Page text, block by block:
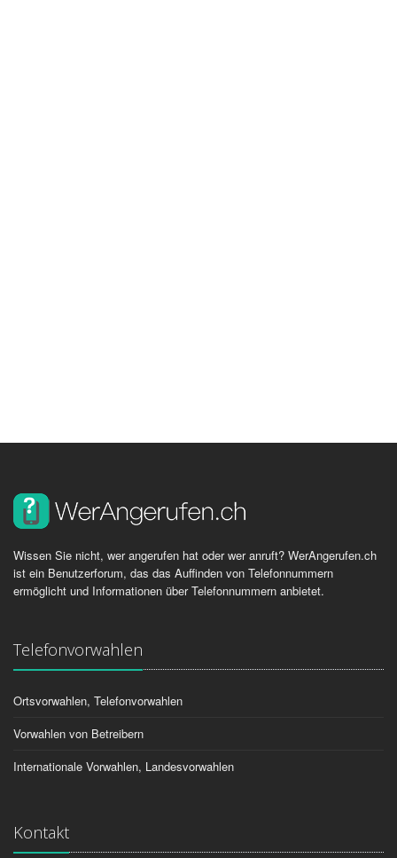
Wissen Sie nicht, wer angerufen hat oder wer anruft? WerAngerufen.ch
ist ein Benutzerforum, das das Auffinden von Telefonnummern
ermöglicht und Informationen über Telefonnummern anbietet.
Telefonvorwahlen
Ortsvorwahlen, Telefonvorwahlen
Vorwahlen von Betreibern
Internationale Vorwahlen, Landesvorwahlen
Kontakt